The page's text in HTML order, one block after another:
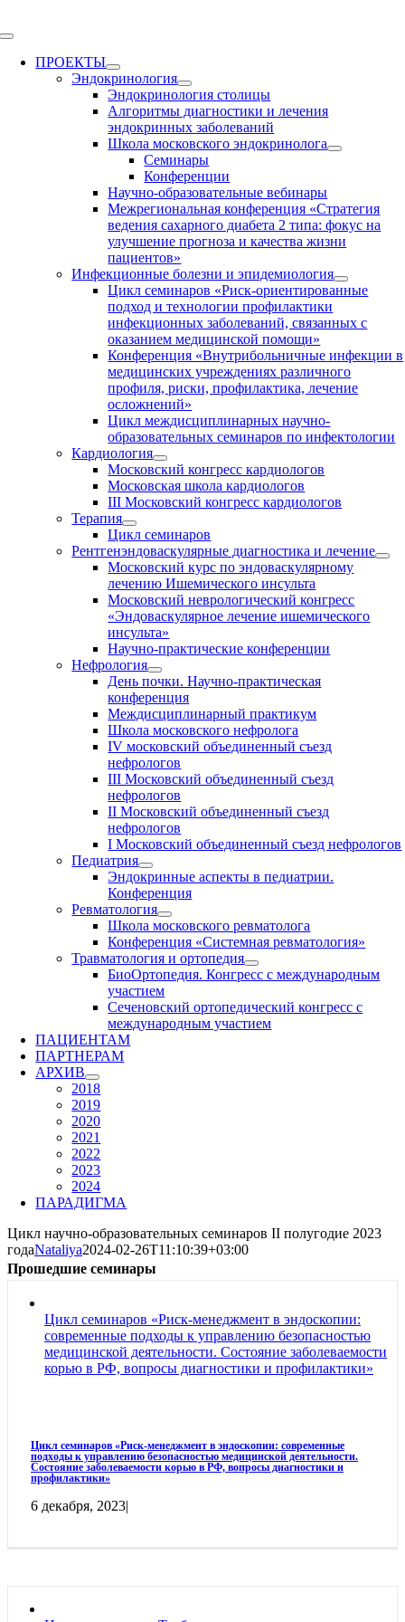
to
Toggle
NavigationПРОЕКТЫ
Эндокринология
Эндокринология столицы
Алгоритмы диагностики и лечения
эндокринных заболеваний
Школа московского эндокринолога
Семинары
Конференции
Научно-образовательные вебинары
Межрегиональная конференция «Стратегия
ведения сахарного диабета 2 типа: фокус на
улучшение прогноза и качества жизни
пациентов»
Инфекционные болезни и эпидемиология
Цикл семинаров «Риск-ориентированные
подход и технологии профилактики
инфекционных заболеваний, связанных с
оказанием медицинской помощи»
Конференция «Внутрибольничные инфекции в
медицинских учреждениях различного
профиля, риски, профилактика, лечение
осложнений»
Цикл междисциплинарных научно-
образовательных семинаров по инфектологии
Кардиология
Московский конгресс кардиологов
Московская школа кардиологов
III Московский конгресс кардиологов
Терапия
Цикл семинаров
Рентгенэндоваскулярные диагностика и лечение
Московский курс по эндоваскулярному
лечению Ишемического инсульта
Московский неврологический конгресс
«Эндоваскулярное лечение ишемического
инсульта»
Научно-практические конференции
Нефрология
День почки. Научно-практическая
конференция
Междисциплинарный практикум
Школа московского нефролога
IV московский объединенный съезд
нефрологов
III Московский объединенный съезд
нефрологов
II Московский объединенный съезд
нефрологов
I Московский объединенный съезд нефрологов
Педиатрия
Эндокринные аспекты в педиатрии.
Конференция
Ревматология
Школа московского ревматолога
Конференция «Системная ревматология»
Травматология и ортопедия
БиоОртопедия. Конгресс с международным
участием
Сеченовский ортопедический конгресс с
международным участием
ПАЦИЕНТАМ
ПАРТНЕРАМ
АРХИВ
2018
2019
2020
2021
2022
2023
2024
ПАРАДИГМА
Цикл научно-образовательных семинаров II полугодие 2023
годаNataliya2024-02-26T11:10:39+03:00
Прошедшие семинары
Цикл семинаров «Риск-менеджмент в эндоскопии:
современные подходы к управлению безопасностью
медицинской деятельности. Состояние заболеваемости
корью в РФ, вопросы диагностики и профилактики»
Цикл семинаров «Риск-менеджмент в эндоскопии: современные
подходы к управлению безопасностью медицинской деятельности.
Состояние заболеваемости корью в РФ, вопросы диагностики и
профилактики»
6 декабря, 2023|